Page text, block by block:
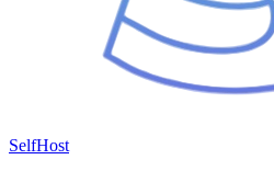
SelfHost